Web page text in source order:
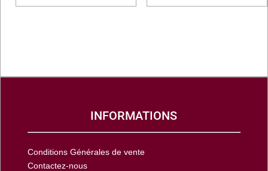
INFORMATIONS
Conditions Générales de vente
Contactez-nous